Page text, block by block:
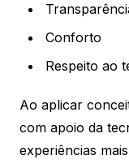
Conforto
Respeito ao
Ao aplicar
com apoio da
experiências